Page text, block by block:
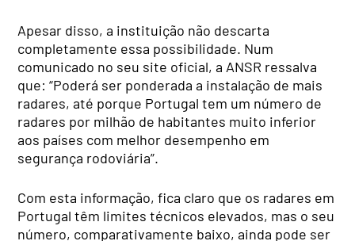
Apesar disso, a instituição não descarta
completamente essa possibilidade. Num
comunicado no seu site oficial, a ANSR ressalva
que: “Poderá ser ponderada a instalação de mais
radares, até porque Portugal tem um número de
radares por milhão de habitantes muito inferior
aos países com melhor desempenho em
segurança rodoviária”.
Com esta informação, fica claro que os radares em
Portugal têm limites técnicos elevados, mas o seu
número, comparativamente baixo, ainda pode ser